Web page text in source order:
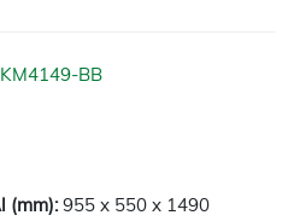
KM4149-BB
955 x 550 x 1490